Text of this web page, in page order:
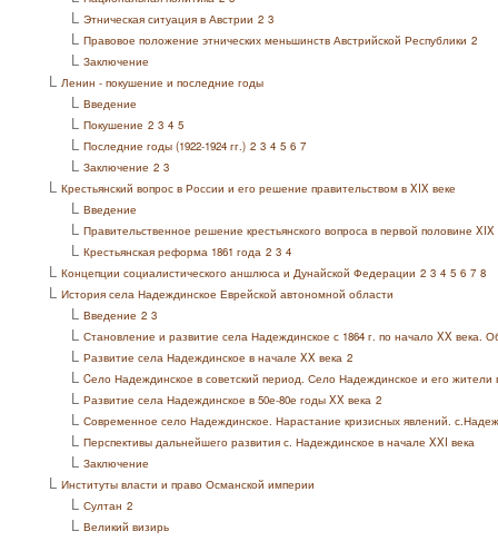
L Этническая ситуация в Австрии 2 3
L Правовое положение этнических меньшинств Австрийской Республики 2
L Заключение
L Ленин - покушение и последние годы
L Введение
L Покушение 2 3 4 5
L Последние годы (1922-1924 гг.) 2 3 4 5 6 7
L Заключение 2 3
L Крестьянский вопрос в России и его решение правительством в XIX веке
L Введение
L Правительственное решение крестьянского вопроса в первой половине XIX
L Крестьянская реформа 1861 года 2 3 4
L Концепции социалистического аншлюса и Дунайской Федерации 2 3 4 5 6 7 8
L История села Надеждинское Еврейской автономной области
L Введение 2 3
L Становление и развитие села Надеждинское с 1864 г. по начало XX века.
L Развитие села Надеждинское в начале XX века 2
L Cело Надеждинское в советский период. Село Надеждинское и его жители
L Развитие села Надеждинское в 50е-80е годы XX века 2
L Современное село Надеждинское. Нарастание кризисных явлений.
L Перспективы дальнейшего развития с. Надеждинское в начале XXI века
L Заключение
L Институты власти и право Османской империи
L Султан 2
L Великий визирь